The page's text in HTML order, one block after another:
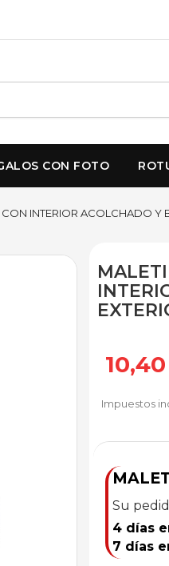
CON FOTO
INTERIOR ACOLCHADO Y
Impuestos
Su
4 días
7 días